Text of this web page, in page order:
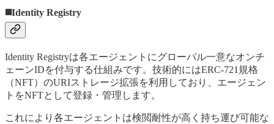
◼️Identity Registry
Identity Registryは各エージェントにグローバル一意なオンチ
ェーンIDを付与する仕組みです。技術的にはERC-721規格
（NFT）のURIストレージ拡張を利用しており、エージェン
トをNFTとして登録・管理します。
これにより各エージェントは検閲耐性が高く持ち運び可能な